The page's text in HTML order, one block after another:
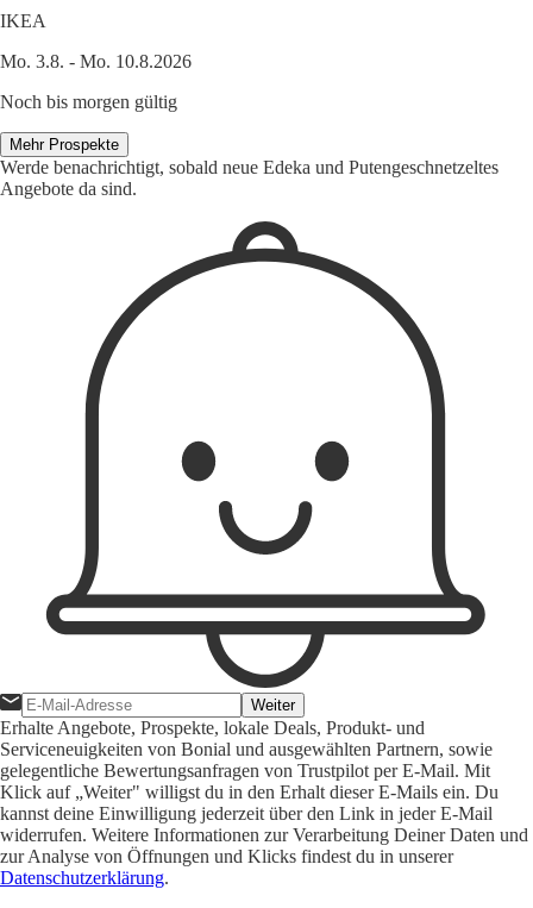
IKEA
Mo. 3.8. - Mo. 10.8.2026
Noch bis morgen gültig
Mehr Prospekte
Werde benachrichtigt, sobald neue Edeka und Putengeschnetzeltes
Angebote da sind.
Weiter
Erhalte Angebote, Prospekte, lokale Deals, Produkt- und
Serviceneuigkeiten von Bonial und ausgewählten Partnern, sowie
gelegentliche Bewertungsanfragen von Trustpilot per E-Mail. Mit
Klick auf „Weiter" willigst du in den Erhalt dieser E-Mails ein. Du
kannst deine Einwilligung jederzeit über den Link in jeder E-Mail
widerrufen. Weitere Informationen zur Verarbeitung Deiner Daten und
zur Analyse von Öffnungen und Klicks findest du in unserer
Datenschutzerklärung.